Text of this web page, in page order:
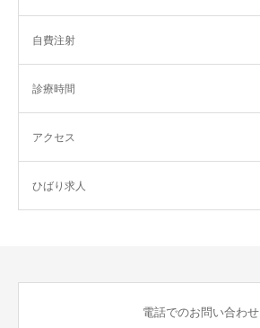
自費注射
診療時間
アクセス
ひばり求人
電話でのお問い合わせ